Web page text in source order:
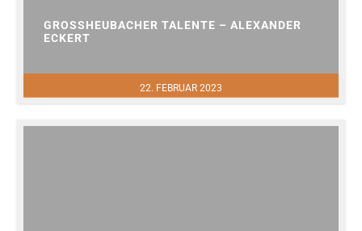
22. FEBRUAR 2023
GROSSHEUBACHER TALENTE – ALEXANDER E
CKERT